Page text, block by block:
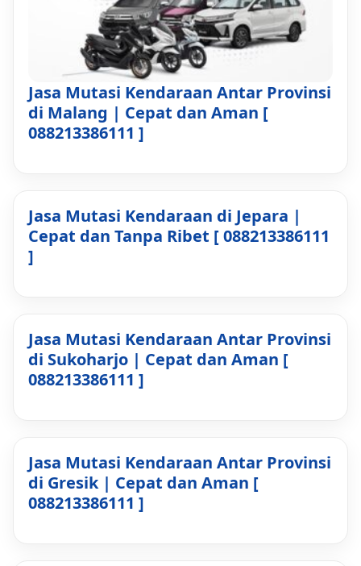
Jasa Mutasi Kendaraan Antar Provinsi
di Malang | Cepat dan Aman [
088213386111 ]
Jasa Mutasi Kendaraan di Jepara |
Cepat dan Tanpa Ribet [ 088213386111
]
Jasa Mutasi Kendaraan Antar Provinsi
di Sukoharjo | Cepat dan Aman [
088213386111 ]
Jasa Mutasi Kendaraan Antar Provinsi
di Gresik | Cepat dan Aman [
088213386111 ]